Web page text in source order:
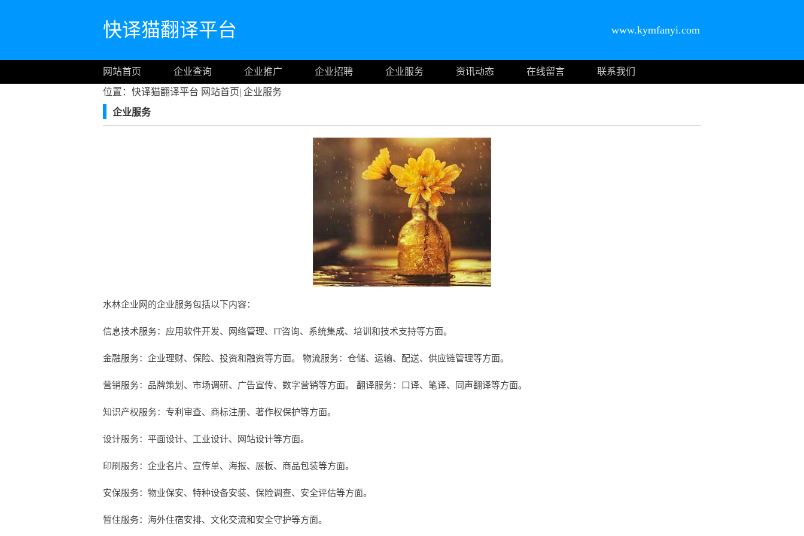
快译猫翻译平台 www.kymfanyi.com
网站首页 企业查询 企业推广 企业招聘 企业服务 资讯动态 在线留言
联系我们
位置：快译猫翻译平台 网站首页| 企业服务
企业服务
水林企业网的企业服务包括以下内容：
信息技术服务：应用软件开发、网络管理、IT咨询、系统集成、培训和技术支持等方面。
金融服务：企业理财、保险、投资和融资等方面。 物流服务：仓储、运输、配送、供应链管理等方面。
营销服务：品牌策划、市场调研、广告宣传、数字营销等方面。 翻译服务：口译、笔译、同声翻译等方面。
知识产权服务：专利审查、商标注册、著作权保护等方面。
设计服务：平面设计、工业设计、网站设计等方面。
印刷服务：企业名片、宣传单、海报、展板、商品包装等方面。
安保服务：物业保安、特种设备安装、保险调查、安全评估等方面。
暂住服务：海外住宿安排、文化交流和安全守护等方面。